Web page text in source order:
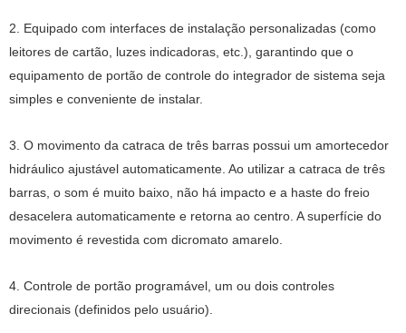
2. Equipado com interfaces de instalação personalizadas (como
leitores de cartão, luzes indicadoras, etc.), garantindo que o
equipamento de portão de controle do integrador de sistema seja
simples e conveniente de instalar.
3. O movimento da catraca de três barras possui um amortecedor
hidráulico ajustável automaticamente. Ao utilizar a catraca de três
barras, o som é muito baixo, não há impacto e a haste do freio
desacelera automaticamente e retorna ao centro. A superfície do
movimento é revestida com dicromato amarelo.
4. Controle de portão programável, um ou dois controles
direcionais (definidos pelo usuário).